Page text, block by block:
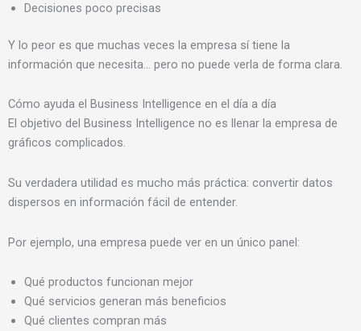
Decisiones poco precisas
Y lo peor es que muchas veces la empresa sí tiene la
información que necesita… pero no puede verla de forma clara.
Cómo ayuda el Business Intelligence en el día a día
El objetivo del Business Intelligence no es llenar la empresa de
gráficos complicados.
Su verdadera utilidad es mucho más práctica: convertir datos
dispersos en información fácil de entender.
Por ejemplo, una empresa puede ver en un único panel:
Qué productos funcionan mejor
Qué servicios generan más beneficios
Qué clientes compran más